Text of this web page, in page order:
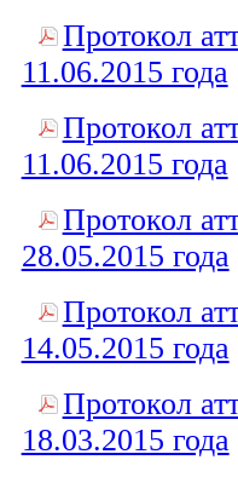
Протокол
11.06.2015 года
Протокол
11.06.2015 года
Протокол
28.05.2015 года
Протокол
14.05.2015 года
Протокол
18.03.2015 года